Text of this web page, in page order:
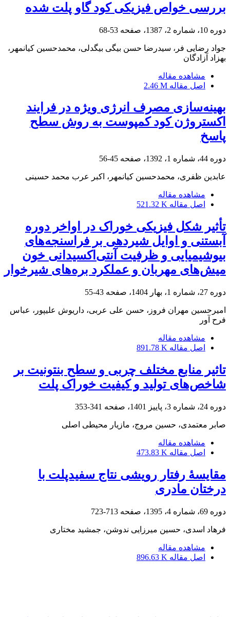
بررسی خواص فیزیکی کود گاو پلت شده
دوره 10، شماره 2، 1387، صفحه 53-68
جواد رضایی فر، سیدرضا حسن بیگی بیگدلی، محمدحسین کیانمهر،
بهزاد آزادگان
مشاهده مقاله
اصل مقاله 2.46 M
بهینه‌‌‌‌‌‌‌‌‌‌سازی مصرف انرژی ویژه در فرایند
اکستروژن کود کمپوست به روش سطح
پاسخ
دوره 44، شماره 1، 1392، صفحه 45-56
عابدین ظفری، محمدحسین کیانمهر، اکبر عرب محمد حسینی
مشاهده مقاله
اصل مقاله 521.32 K
تأثیر شکل فیزیکی خوراک در اواخر دوره
آبستنی و اوایل شیردهی بر فراسنجه‌های
بیوشیمیایی و ظرفیت آنتی‌اکسیدانی خون
میش‌های مهربان و عملکرد بره‌های شیرخوار
دوره 27، شماره 1، بهار 1404، صفحه 43-55
امیرحسین مهران فروز، حسن علی عربی، داریوش علیپور، عباس
فرح آور
مشاهده مقاله
اصل مقاله 891.78 K
تاثیر منابع مختلف چربی و سطح بنتونیت بر
شاخص‌های تولید و کیفیت خوراک پلت
دوره 24، شماره 3، پاییز 1401، صفحه 341-353
صابر معتمدی، حسین مروج، مازیار محیطی اصلی
مشاهده مقاله
اصل مقاله 473.83 K
مقایسۀ رفتار رویشی نتاج سفیدپلت با
درختان مادری
دوره 69، شماره 4، 1395، صفحه 713-723
فرهاد اسدی، حسین میرزایی ندوشن، جمشید مختاری
مشاهده مقاله
اصل مقاله 896.63 K